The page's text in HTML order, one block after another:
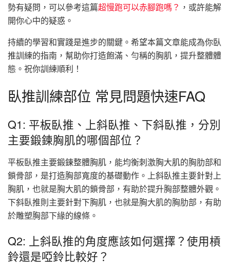
勢有疑問，可以參考這篇超慢跑可以赤腳跑嗎？ ，或許能解
開你心中的疑惑。
持續的學習和實踐是進步的關鍵。希望本篇文章能成為你臥
推訓練的指南，幫助你打造飽滿、勻稱的胸肌，提升整體體
態。祝你訓練順利！
臥推訓練部位 常見問題快速FAQ
Q1: 平板臥推、上斜臥推、下斜臥推，分別
主要鍛鍊胸肌的哪個部位？
平板臥推主要鍛鍊整體胸肌，能均衡刺激胸大肌的胸肋部和
鎖骨部，是打造胸部寬度的基礎動作。上斜臥推主要針對上
胸肌，也就是胸大肌的鎖骨部，有助於提升胸部整體外觀。
下斜臥推則主要針對下胸肌，也就是胸大肌的胸肋部，有助
於雕塑胸部下緣的線條。
Q2: 上斜臥推的角度應該如何選擇？使用槓
鈴還是啞鈴比較好？